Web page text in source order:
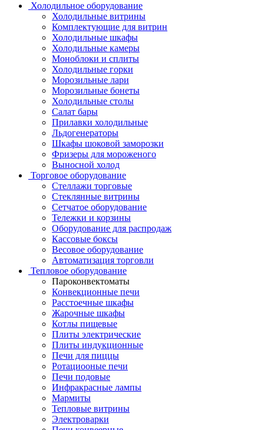
Холодильное оборудование
Холодильные витрины
Комплектующие для витрин
Холодильные шкафы
Холодильные камеры
Моноблоки и сплиты
Холодильные горки
Морозильные лари
Морозильные бонеты
Холодильные столы
Салат бары
Прилавки холодильные
Льдогенераторы
Шкафы шоковой заморозки
Фризеры для мороженого
Выносной холод
Торговое оборудование
Стеллажи торговые
Стеклянные витрины
Сетчатое оборудование
Тележки и корзины
Оборудование для распродаж
Кассовые боксы
Весовое оборудование
Автоматизация торговли
Тепловое оборудование
Пароконвектоматы
Конвекционные печи
Расстоечные шкафы
Жарочные шкафы
Котлы пищевые
Плиты электрические
Плиты индукционные
Печи для пиццы
Ротациооные печи
Печи подовые
Инфракрасные лампы
Мармиты
Тепловые витрины
Электроварки